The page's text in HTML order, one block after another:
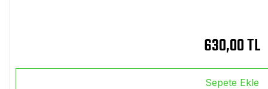
630,00 TL
Sepete Ekle